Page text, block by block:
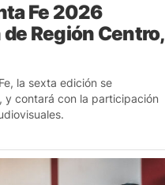
Fe 2026
Región Centro,
la sexta edición se
y contará con la participación